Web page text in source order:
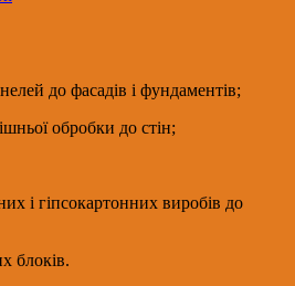
до фасадів і фундаментів;
обробки до стін;
і гіпсокартонних виробів до
блоків.